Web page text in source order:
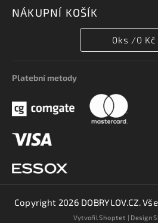
NÁKUPNÍ KOŠÍK
0ks /0 Kč
Platební metody
Copyright 2026 DOBRYLOV.CZ.
VytvořilShoptet | Design